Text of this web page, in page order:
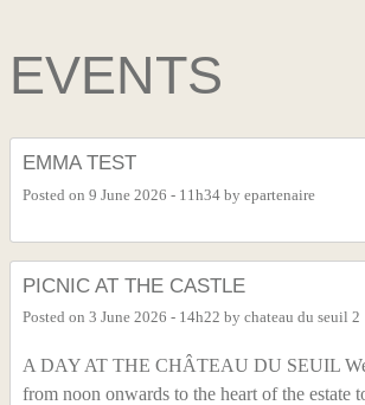
EVENTS
EMMA TEST
Posted on 9 June 2026 - 11h34 by epartenaire
PICNIC AT THE CASTLE
Posted on 3 June 2026 - 14h22 by chateau du seuil 2
A DAY AT THE CHÂTEAU DU SEUIL
from noon onwards to the heart of the estate